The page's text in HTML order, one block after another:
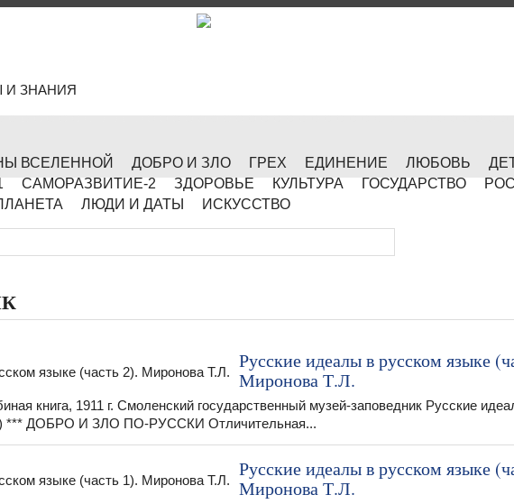
И ЗНАНИЯ
ВСЕЛЕННОЙ ДОБРО И ЗЛО ГРЕХ ЕДИНЕНИЕ ЛЮБОВЬ
САМОРАЗВИТИЕ-2 ЗДОРОВЬЕ КУЛЬТУРА ГОСУДАРСТВО
ЛЮДИ И ДАТЫ ИСКУССТВО
Русские идеалы в русском языке
Миронова Т.Л.
книга, 1911 г. Смоленский государственный музей-заповедник Русские
*** ДОБРО И ЗЛО ПО-РУССКИ Отличительная...
Русские идеалы в русском языке
Миронова Т.Л.